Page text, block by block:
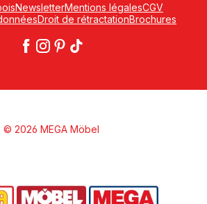
NewsletterMentions légalesCGV
Droit de rétractationBrochures
© 2026 MEGA Möbel